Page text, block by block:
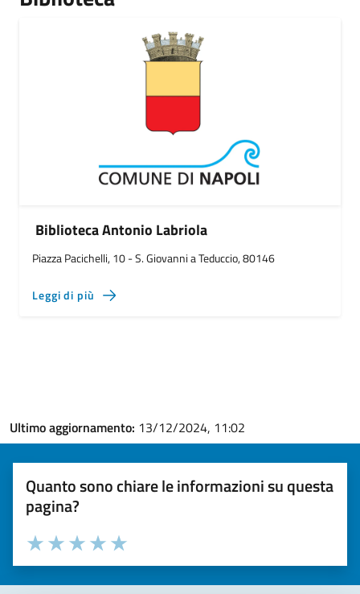
Biblioteca Antonio Labriola
Piazza Pacichelli, 10 - S. Giovanni a Teduccio, 80146
Leggi di più
Ultimo aggiornamento: 13/12/2024, 11:02
Quanto sono chiare le informazioni su questa
pagina?
Valuta la chiarezza delle informazioni (da 1 a 5 stelle)
Seleziona il numero di stelle per valutare la chiarezza delle
Valuta 5 stelle su 5
Valuta 4 stelle su 5
Valuta 3 stelle su 5
Valuta 2 stelle su 5
Valuta 1 stelle su 5